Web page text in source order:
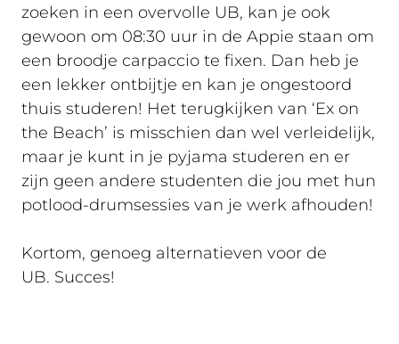
zoeken in een overvolle UB, kan je ook
gewoon om 08:30 uur in de Appie staan om
een broodje carpaccio te fixen. Dan heb je
een lekker ontbijtje en kan je ongestoord
thuis studeren! Het terugkijken van ‘Ex on
the Beach’ is misschien dan wel verleidelijk,
maar je kunt in je pyjama studeren en er
zijn geen andere studenten die jou met hun
potlood-drumsessies van je werk afhouden!
Kortom, genoeg alternatieven voor de
UB. Succes!